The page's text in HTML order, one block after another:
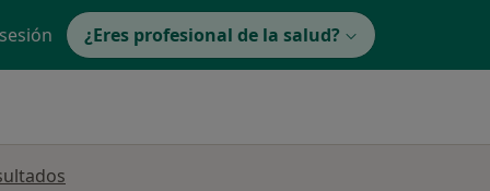
¿Eres profesional de la salud?